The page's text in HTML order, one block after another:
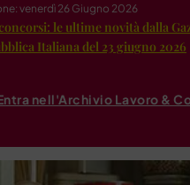
venerdì 26 Giugno 2026
le ultime novità dalla
Italiana del 23 giugno 2026
nell'Archivio Lavoro &